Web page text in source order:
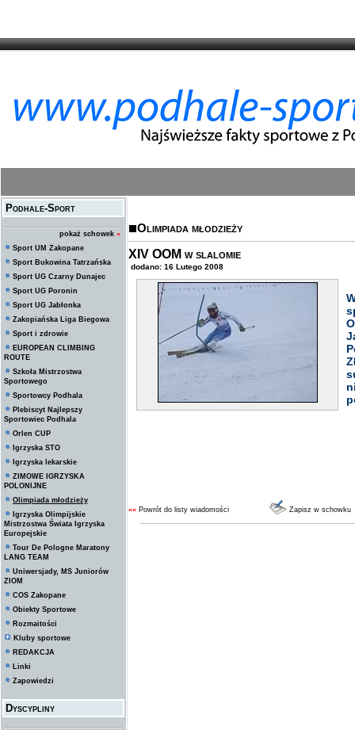
Podhale-Sport
pokaż schowek »
Sport UM Zakopane
Sport Bukowina Tatrzańska
Sport UG Czarny Dunajec
Sport UG Poronin
Sport UG Jabłonka
Zakopiańska Liga Biegowa
Sport i zdrowie
EUROPEAN CLIMBING
ROUTE
Szkoła Mistrzostwa
Sportowego
Sportowcy Podhala
Plebiscyt Najlepszy
Sportowiec Podhala
Orlen CUP
Igrzyska STO
Igrzyska lekarskie
ZIMOWE IGRZYSKA
POLONIJNE
Olimpiada młodzieży
Igrzyska Olimpijskie
Mistrzostwa Świata Igrzyska
Europejskie
Tour De Pologne Maratony
LANG TEAM
Uniwersjady, MS Juniorów
ZIOM
COS Zakopane
Obiekty Sportowe
Rozmaitości
Kluby sportowe
REDAKCJA
Linki
Zapowiedzi
Dyscypliny
Olimpiada młodzieży
XIV OOM w slalomie
dodano: 16 Lutego 2008
«« Powrót do listy wiadomości Zapisz w schowku